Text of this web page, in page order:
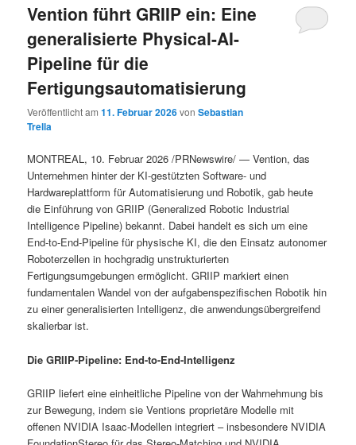
Vention führt GRIIP ein: Eine
generalisierte Physical-AI-
Pipeline für die
Fertigungsautomatisierung
Veröffentlicht am11. Februar 2026vonSebastian
Trella
MONTREAL, 10. Februar 2026 /PRNewswire/ — Vention, das
Unternehmen hinter der KI-gestützten Software- und
Hardwareplattform für Automatisierung und Robotik, gab heute
die Einführung von GRIIP (Generalized Robotic Industrial
Intelligence Pipeline) bekannt. Dabei handelt es sich um eine
End-to-End-Pipeline für physische KI, die den Einsatz autonomer
Roboterzellen in hochgradig unstrukturierten
Fertigungsumgebungen ermöglicht. GRIIP markiert einen
fundamentalen Wandel von der aufgabenspezifischen Robotik hin
zu einer generalisierten Intelligenz, die anwendungsübergreifend
skalierbar ist.
Die GRIIP-Pipeline: End-to-End-Intelligenz
GRIIP liefert eine einheitliche Pipeline von der Wahrnehmung bis
zur Bewegung, indem sie Ventions proprietäre Modelle mit
offenen NVIDIA Isaac-Modellen integriert – insbesondere NVIDIA